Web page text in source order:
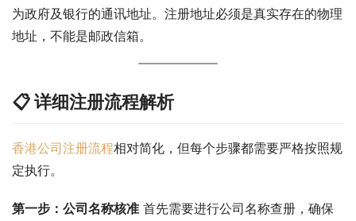
为政府及银行的通讯地址。注册地址必须是真实存在的物理
地址，不能是邮政信箱。
📋 详细注册流程解析
香港公司注册流程相对简化，但每个步骤都需要严格按照规
定执行。
第一步：公司名称核准 首先需要进行公司名称查册，确保